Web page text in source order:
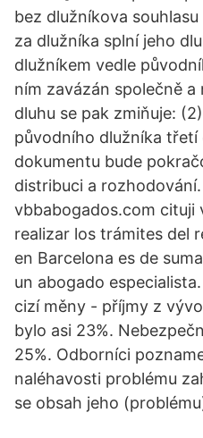
bez dlužníkova
za dlužníka splní jeho
dlužníkem vedle
ním zavázán společně
dluhu se pak zmiňuje:
původního dlužníka
dokumentu bude
distribuci a
vbbabogados.com cituji
realizar los trámites del
en Barcelona es de
un abogado
cizí měny - příjmy z
bylo asi 23%.
25%. Odborníci
naléhavosti problému
se obsah jeho